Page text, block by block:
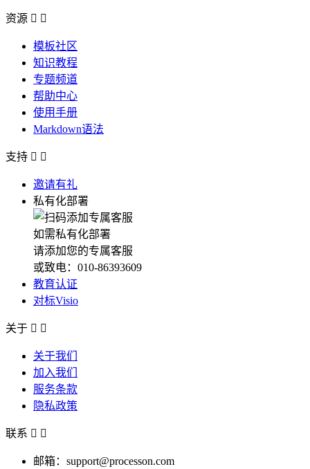
资源  
模板社区
知识教程
专题频道
帮助中心
使用手册
Markdown语法
支持  
邀请有礼
私有化部署
如需私有化部署
请添加您的专属客服
或致电：010-86393609
教育认证
对标Visio
关于  
关于我们
加入我们
服务条款
隐私政策
联系  
邮箱：support@processon.com